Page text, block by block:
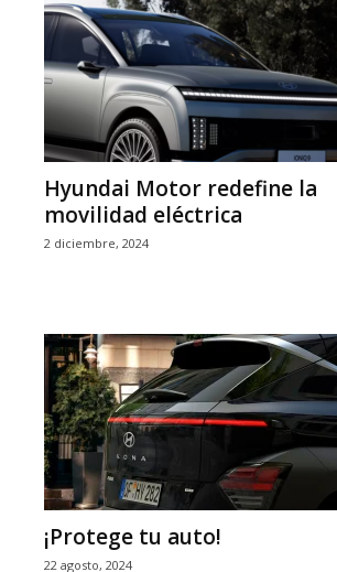
Hyundai Motor redefine la
movilidad eléctrica
2 diciembre, 2024
¡Protege tu auto!
22 agosto, 2024